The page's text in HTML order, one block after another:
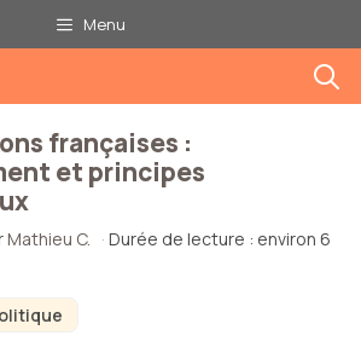
Menu
françaises :
et principes
Mathieu C. · Durée de lecture : environ 6